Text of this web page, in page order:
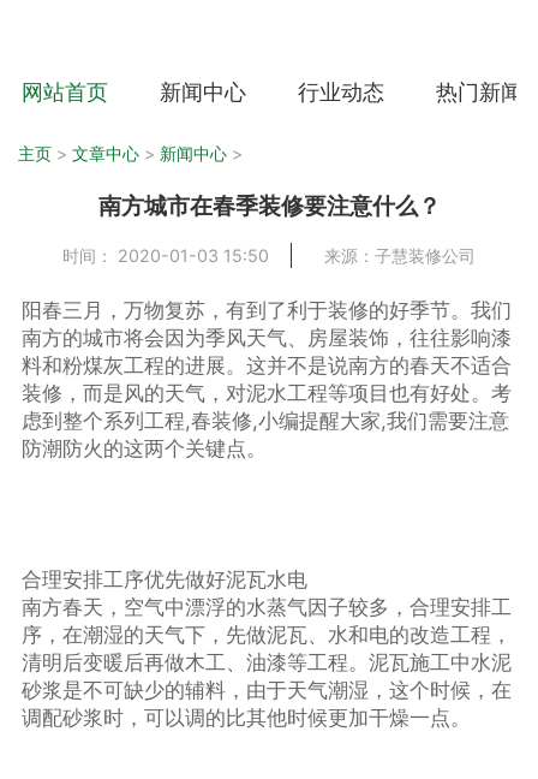
网站首页 新闻中心 行业动态 热门新闻
主页 > 文章中心 > 新闻中心 >
南方城市在春季装修要注意什么？
时间： 2020-01-03 15:50 来源：子慧装修公司
阳春三月，万物复苏，有到了利于装修的好季节。我们
南方的城市将会因为季风天气、房屋装饰，往往影响漆
料和粉煤灰工程的进展。这并不是说南方的春天不适合
装修，而是风的天气，对泥水工程等项目也有好处。考
虑到整个系列工程,春装修,小编提醒大家,我们需要注意
防潮防火的这两个关键点。
合理安排工序优先做好泥瓦水电
南方春天，空气中漂浮的水蒸气因子较多，合理安排工
序，在潮湿的天气下，先做泥瓦、水和电的改造工程，
清明后变暖后再做木工、油漆等工程。泥瓦施工中水泥
砂浆是不可缺少的辅料，由于天气潮湿，这个时候，在
调配砂浆时，可以调的比其他时候更加干燥一点。